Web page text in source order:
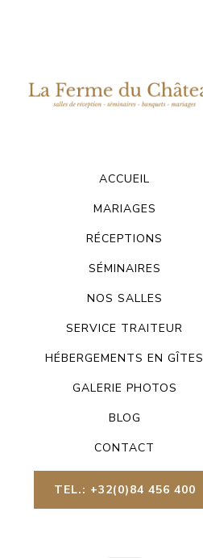
ACCUEIL
MARIAGES
RÉCEPTIONS
SÉMINAIRES
NOS SALLES
SERVICE TRAITEUR
HÉBERGEMENTS EN GÎTES
GALERIE PHOTOS
BLOG
CONTACT
TEL.: +32(0)84 456 400